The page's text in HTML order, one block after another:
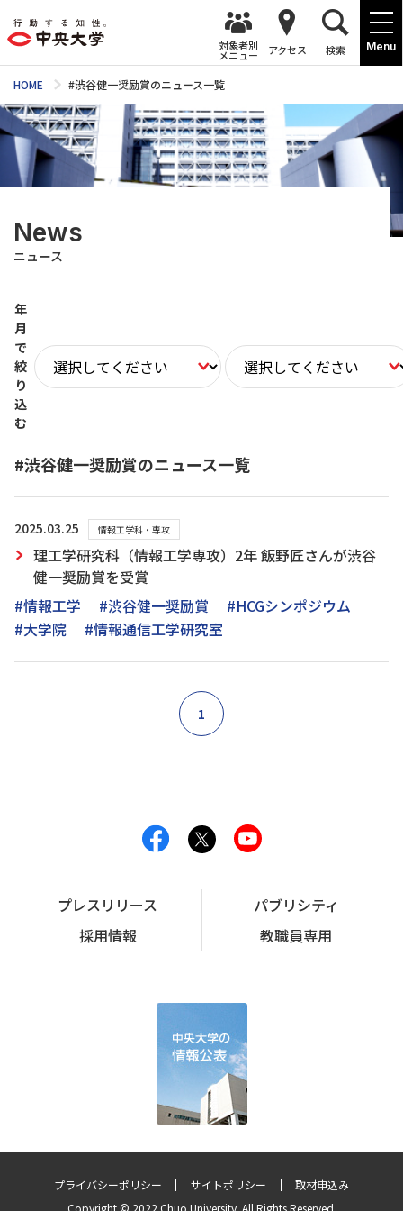
Menu
対象者別
メニュー アクセス 検索
HOME #渋谷健一奨励賞のニュース一覧
News
ニュース
年
月
で
絞
り
込
む
#渋谷健一奨励賞のニュース一覧
2025.03.25 情報工学科・専攻
理工学研究科（情報工学専攻）2年 飯野匠さんが渋谷
健一奨励賞を受賞
#情報工学
#渋谷健一奨励賞
#HCGシンポジウム
#大学院
#情報通信工学研究室
1
プレスリリース
パブリシティ
採用情報
教職員専用
プライバシーポリシー サイトポリシー
取材申込み
Copyright © 2022 Chuo University. All Rights Reserved.